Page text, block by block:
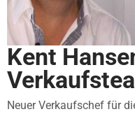
Kent
Neuer Verkaufschef für